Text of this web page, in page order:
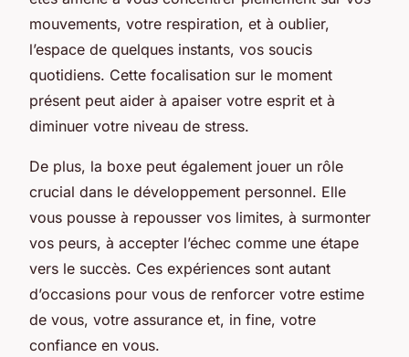
mouvements, votre respiration, et à oublier,
l’espace de quelques instants, vos soucis
quotidiens. Cette focalisation sur le moment
présent peut aider à apaiser votre esprit et à
diminuer votre niveau de stress.
De plus, la boxe peut également jouer un rôle
crucial dans le développement personnel. Elle
vous pousse à repousser vos limites, à surmonter
vos peurs, à accepter l’échec comme une étape
vers le succès. Ces expériences sont autant
d’occasions pour vous de renforcer votre estime
de vous, votre assurance et, in fine, votre
confiance en vous.